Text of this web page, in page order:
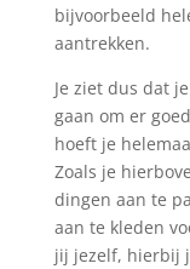
bijvoorbeeld
aantrekken.
Je ziet dus dat
gaan om er
hoeft je
Zoals je
dingen aan te
aan te kleden
jij jezelf, hierbij